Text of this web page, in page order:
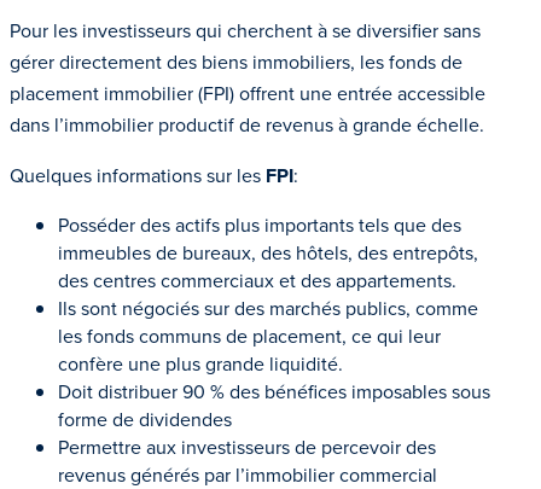
Pour les investisseurs qui cherchent à se diversifier sans
gérer directement des biens immobiliers, les fonds de
placement immobilier (FPI) offrent une entrée accessible
dans l’immobilier productif de revenus à grande échelle.
Quelques informations sur les FPI:
Posséder des actifs plus importants tels que des
immeubles de bureaux, des hôtels, des entrepôts,
des centres commerciaux et des appartements.
Ils sont négociés sur des marchés publics, comme
les fonds communs de placement, ce qui leur
confère une plus grande liquidité.
Doit distribuer 90 % des bénéfices imposables sous
forme de dividendes
Permettre aux investisseurs de percevoir des
revenus générés par l’immobilier commercial